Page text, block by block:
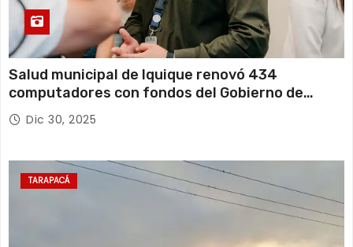
Salud municipal de Iquique renovó 434
computadores con fondos del Gobierno de
Tarapacá
Dic 30, 2025
TARAPACÁ